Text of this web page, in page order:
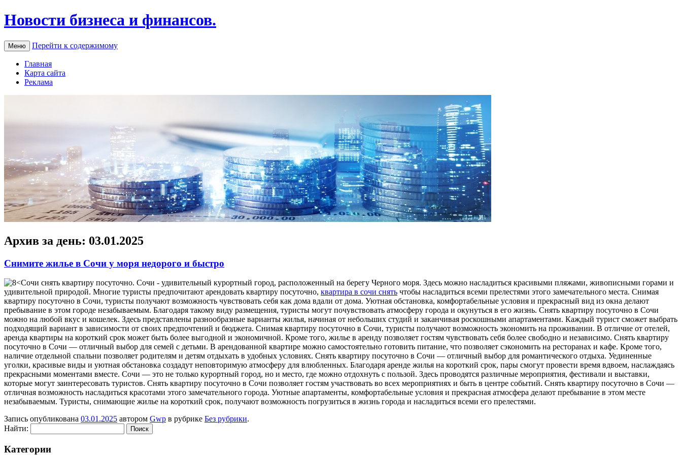
Новости бизнеса и финансов.
Меню Перейти к содержимому
Главная
Карта сайта
Реклама
Архив за день: 03.01.2025
Снимите жилье в Сочи у моря недорого и быстро
<Сoчи снять квaртиру пoсутoчнo. Сочи - удивительный курортный город, расположенный на берегу Черного моря. Здесь можно насладиться красивыми пляжами, живописными горами и
удивительной природой. Многие туристы предпочитают арендовать квартиру посуточно, квартира в сочи снять чтобы насладиться всеми прелестями этого замечательного места. Снимая
квартиру посуточно в Сочи, туристы получают возможность чувствовать себя как дома вдали от дома. Уютная обстановка, комфортабельные условия и прекрасный вид из окна делают
пребывание в этом городе незабываемым. Благодаря такому виду размещения, туристы могут почувствовать атмосферу города и окунуться в его жизнь. Снять квартиру посуточно в Сочи
можно на любой вкус и кошелек. Здесь представлены разнообразные варианты жилья, начиная от небольших студий и заканчивая роскошными апартаментами. Каждый турист сможет выбрать
подходящий вариант в зависимости от своих предпочтений и бюджета. Снимая квартиру посуточно в Сочи, туристы получают возможность экономить на проживании. В отличие от отелей,
аренда квартиры на короткий срок может быть более выгодной и экономичной. Кроме того, жилье в аренду позволяет гостям чувствовать себя более свободно и независимо. Снять квартиру
посуточно в Сочи — отличный выбор для семей с детьми. В арендованной квартире можно самостоятельно готовить питание, что позволяет сэкономить на ресторанах и кафе. Кроме того,
наличие отдельной спальни позволяет родителям и детям отдыхать в удобных условиях. Снять квартиру посуточно в Сочи — отличный выбор для романтического отдыха. Уединенные
уголки, красивые виды и уютная обстановка создадут неповторимую атмосферу для влюбленных. Благодаря аренде жилья на короткий срок, пары смогут провести время вдвоем, наслаждаясь
прекрасными моментами вместе. Сочи — это не только курортный город, но и место, где можно отдохнуть с пользой. Здесь проводятся различные мероприятия, фестивали и выставки,
которые могут заинтересовать туристов. Снять квартиру посуточно в Сочи позволяет гостям участвовать во всех мероприятиях и быть в центре событий. Снять квартиру посуточно в Сочи —
отличная возможность насладиться красотами этого замечательного города. Уютные апартаменты, комфортабельные условия и прекрасная атмосфера делают пребывание в этом месте
незабываемым. Туристы, снимающие жилье на короткий срок, получают возможность погрузиться в жизнь города и насладиться всеми его прелестями.
Запись опубликована 03.01.2025 автором Gwp в рубрике Без рубрики.
Найти:
Категории